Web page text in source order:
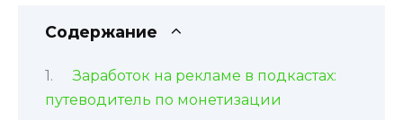
Содержание
Заработок на рекламе в подкастах:
путеводитель по монетизации